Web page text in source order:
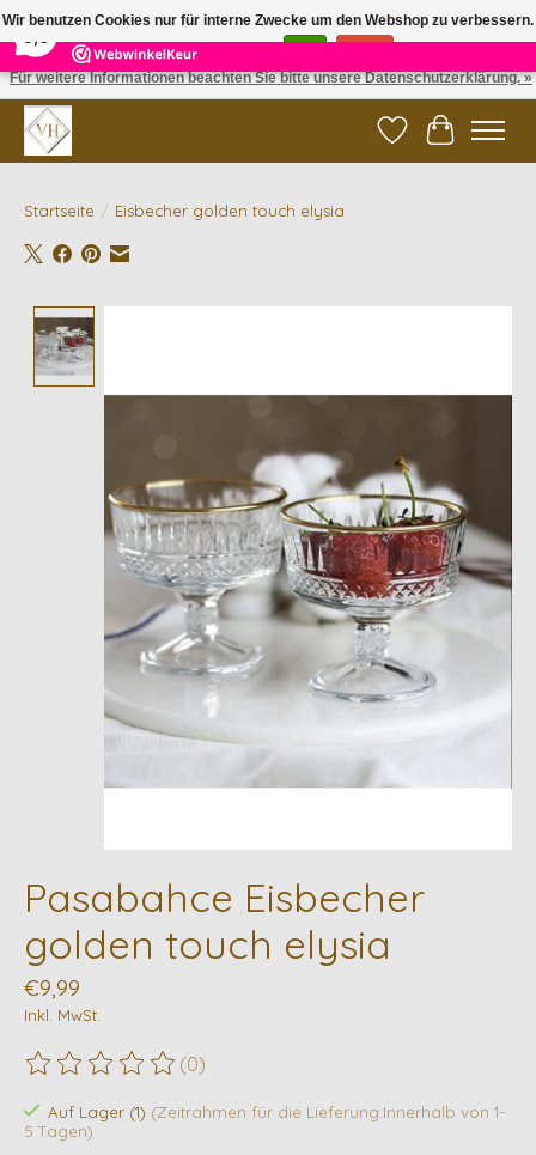
5 Reviews ×
✓ Gratis verzending vanaf €200 | ✓ 14 dagen retourneren
Wunschzettel
Ihr
Startseite / Eisbecher golden touch elysia
Pasabahce Eisbecher
golden touch elysia
€9,99
Inkl. MwSt.
Die Bewertung dieses Produkts ist
(0)
Auf Lager (1) (Zeitrahmen für die Lieferung:Innerhalb von 1-
5 Tagen)
Wir benutzen Cookies nur für interne Zwecke um den Webshop zu verbessern.
Ist das in Ordnung?
Für weitere Informationen beachten Sie bitte unsere Datenschutzerklärung. »